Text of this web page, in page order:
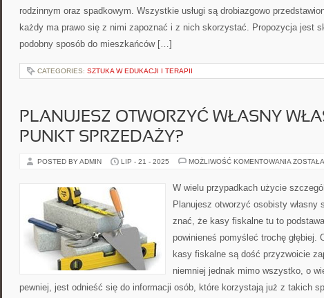
rodzinnym oraz spadkowym. Wszystkie usługi są drobiazgowo
każdy ma prawo się z nimi zapoznać i z nich skorzystać. Propozycja jest
podobny sposób do mieszkańców […]
CATEGORIES: SZTUKA W EDUKACJI I TERAPII
PLANUJESZ OTWORZYĆ WŁASNY
PUNKT SPRZEDAŻY?
POSTED BY ADMIN LIP - 21 - 2025 MOŻLIWOŚĆ KOMENTOWANIA
WŁASNY
PUNKT
W wielu przypadkach użycie
Planujesz otworzyć osobisty własny
znać, że kasy fiskalne tu to
powinieneś pomyśleć trochę głębiej.
kasy fiskalne są dość przyzwoicie
niemniej jednak mimo wszystko, o
pewniej, jest odnieść się do informacji osób, które korzystają już z takich